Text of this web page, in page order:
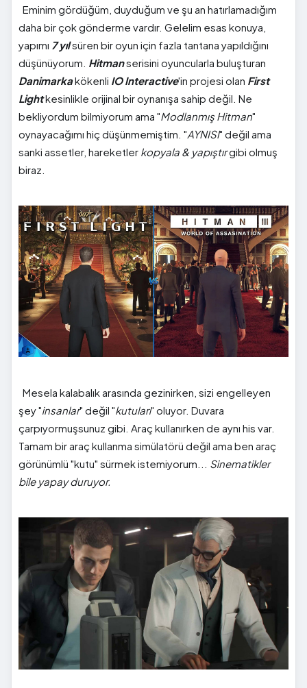
Eminim gördüğüm, duyduğum ve şu an hatırlamadığım
daha bir çok gönderme vardır. Gelelim esas konuya,
yapımı 7 yılsüren bir oyun için fazla tantana yapıldığını
düşünüyorum. Hitmanserisini oyuncularla buluşturan
Danimarkakökenli IO Interactive'in projesi olan First
Lightkesinlikle orijinal bir oynanışa sahip değil. Ne
bekliyordum bilmiyorum ama "Modlanmış Hitman"
oynayacağımı hiç düşünmemiştim. "AYNISI" değil ama
sanki assetler, hareketler kopyala & yapıştırgibi olmuş
biraz.
Mesela kalabalık arasında gezinirken, sizi engelleyen
şey "insanlar" değil "kutuları" oluyor. Duvara
çarpıyormuşsunuz gibi. Araç kullanırken de aynı his var.
Tamam bir araç kullanma simülatörü değil ama ben araç
görünümlü "kutu" sürmek istemiyorum... Sinematikler
bile yapay duruyor.